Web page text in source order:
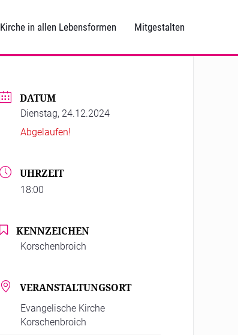
Kirche in allen Lebensformen Mitgestalten
DATUM
Dienstag, 24.12.2024
Abgelaufen!
UHRZEIT
18:00
KENNZEICHEN
Korschenbroich
VERANSTALTUNGSORT
Evangelische Kirche
Korschenbroich